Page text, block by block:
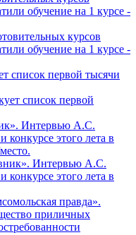
курсов
обучение на 1 курсе -
список первой
Интервью А.С.
конкурсе этого лета в